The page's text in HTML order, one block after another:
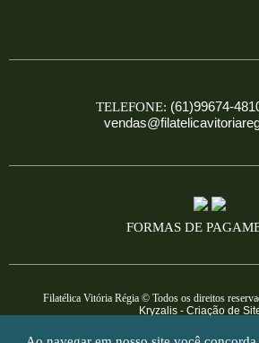
TELEFONE: (61)99674-
FORMAS DE
Filatélica Vitória Régia © Todos os direitos
Kryzalis - Criação de